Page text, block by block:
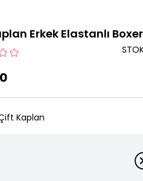
Erkek Elastanlı Boxer
Kaplan